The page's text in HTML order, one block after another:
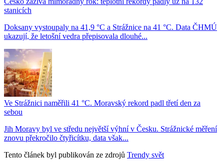
stanicích
Doksany vystoupaly na 41,9 °C a Strážnice na 41 °C. Data ČHMÚ
ukazují, že letošní vedra přepisovala dlouhé...
Ve Strážnici naměřili 41 °C. Moravský rekord padl třetí den za
sebou
Jih Moravy byl ve středu největší výhní v Česku. Strážnické měření
znovu překročilo čtyřicítku, data však...
Tento článek byl publikován ze zdrojů Trendy svět